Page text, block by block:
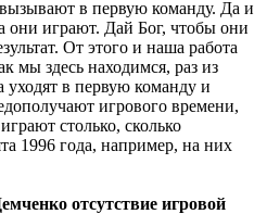
в первую команду. Да и
они играют. Дай Бог, чтобы они
От этого и наша работа
мы здесь находимся, раз из
в первую команду и
игрового времени,
столько, сколько
1996 года, например, на них
отсутствие игровой